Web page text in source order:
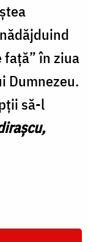
faţă” în ziua
Dumnezeu.
să-l